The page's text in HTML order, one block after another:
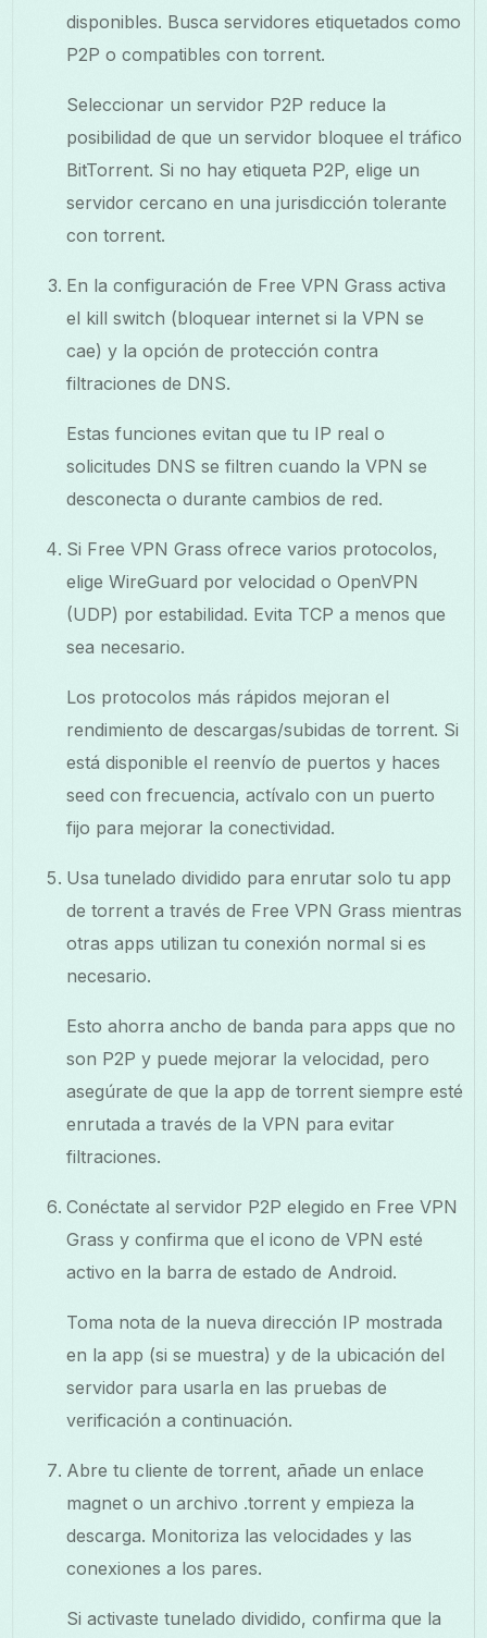
disponibles. Busca servidores etiquetados como
P2P o compatibles con torrent.
Seleccionar un servidor P2P reduce la
posibilidad de que un servidor bloquee el tráfico
BitTorrent. Si no hay etiqueta P2P, elige un
servidor cercano en una jurisdicción tolerante
con torrent.
En la configuración de Free VPN Grass activa
el kill switch (bloquear internet si la VPN se
cae) y la opción de protección contra
filtraciones de DNS.
Estas funciones evitan que tu IP real o
solicitudes DNS se filtren cuando la VPN se
desconecta o durante cambios de red.
Si Free VPN Grass ofrece varios protocolos,
elige WireGuard por velocidad o OpenVPN
(UDP) por estabilidad. Evita TCP a menos que
sea necesario.
Los protocolos más rápidos mejoran el
rendimiento de descargas/subidas de torrent. Si
está disponible el reenvío de puertos y haces
seed con frecuencia, actívalo con un puerto
fijo para mejorar la conectividad.
Usa tunelado dividido para enrutar solo tu app
de torrent a través de Free VPN Grass mientras
otras apps utilizan tu conexión normal si es
necesario.
Esto ahorra ancho de banda para apps que no
son P2P y puede mejorar la velocidad, pero
asegúrate de que la app de torrent siempre esté
enrutada a través de la VPN para evitar
filtraciones.
Conéctate al servidor P2P elegido en Free VPN
Grass y confirma que el icono de VPN esté
activo en la barra de estado de Android.
Toma nota de la nueva dirección IP mostrada
en la app (si se muestra) y de la ubicación del
servidor para usarla en las pruebas de
verificación a continuación.
Abre tu cliente de torrent, añade un enlace
magnet o un archivo .torrent y empieza la
descarga. Monitoriza las velocidades y las
conexiones a los pares.
Si activaste tunelado dividido, confirma que la